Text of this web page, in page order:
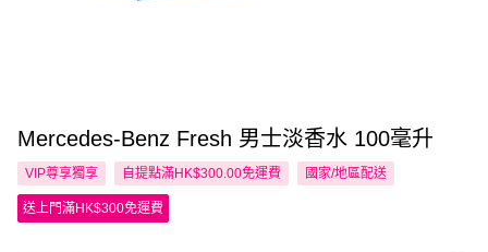
Mercedes-Benz Fresh 男士淡香水 100毫升
VIP尊享獨享 自提點滿HK$300.00免運費 國家/地區配送
送上門滿HK$300免運費